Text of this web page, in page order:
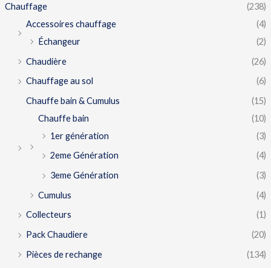
Chauffage
(238)
Accessoires chauffage
(4)
Échangeur
(2)
Chaudière
(26)
Chauffage au sol
(6)
Chauffe bain & Cumulus
(15)
Chauffe bain
(10)
1er génération
(3)
2eme Génération
(4)
3eme Génération
(3)
Cumulus
(4)
Collecteurs
(1)
Pack Chaudiere
(20)
Pièces de rechange
(134)